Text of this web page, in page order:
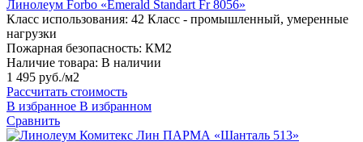
Линолеум Forbo «Emerald Standart Fr 8056»
Класс использования: 42 Класс - промышленный, умеренные
нагрузки
Пожарная безопасность: КМ2
Наличие товара: В наличии
1 495 руб./м2
Рассчитать стоимость
В избранное В избранном
Сравнить